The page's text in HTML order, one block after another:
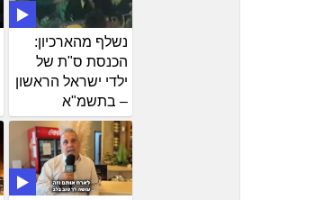
נשלף מהארכיון:
הכנסת ס"ת של
ילדי ישראל הראשון
– בתשמ"א